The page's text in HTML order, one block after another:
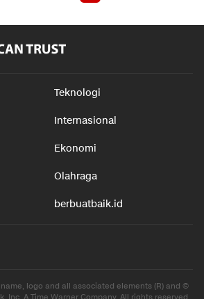
Teknologi
Internasional
Ekonomi
Olahraga
berbuatbaik.id
logo and all associated elements (R) and ©